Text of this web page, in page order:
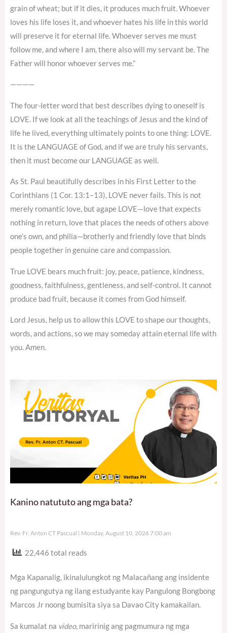
grain of wheat; but if it dies, it produces much fruit. Whoever
loves his life loses it, and whoever hates his life in this world
will preserve it for eternal life. Whoever serves me must
follow me, and where I am, there also will my servant be. The
Father will honor whoever serves me.”
————
The four-letter word that best describes dying to oneself is
LOVE. If we look at all the teachings of Jesus and the kind of
life he lived, everything ultimately points to one thing: LOVE.
It is the LANGUAGE of God, and if we are truly his servants,
then it must become our LANGUAGE as well.
As St. Paul beautifully describes in his First Letter to the
Corinthians (1 Cor. 13:1–13), LOVE never fails. This is not
merely romantic love, but agape LOVE—love that expects
nothing in return, love that places the needs of others above
one’s own, and philia—brotherly and friendly love that binds
people together in genuine care and compassion.
True LOVE bears much fruit: joy, peace, patience, kindness,
goodness, faithfulness, gentleness, and self-control. It cannot
produce bad fruit, because it comes from God himself.
Lord Jesus, help us to allow this LOVE to shape our thoughts,
words, and actions, so we may someday attain eternal life with
you. Amen.
Kanino natututo ang mga bata?
Rev. Fr. Anton CT Pascual Monday, August 10, 2026 7:00 am
22,446 total reads
Mga Kapanalig, ikinalulungkot ng Malacañang ang insidente
ng pangungutya ng ilang estudyante kay Pangulong Bongbong
Marcos Jr noong bumisita siya sa Davao City kamakailan.
Sa kumalat na video, maririnig ang pagmumura ng mga